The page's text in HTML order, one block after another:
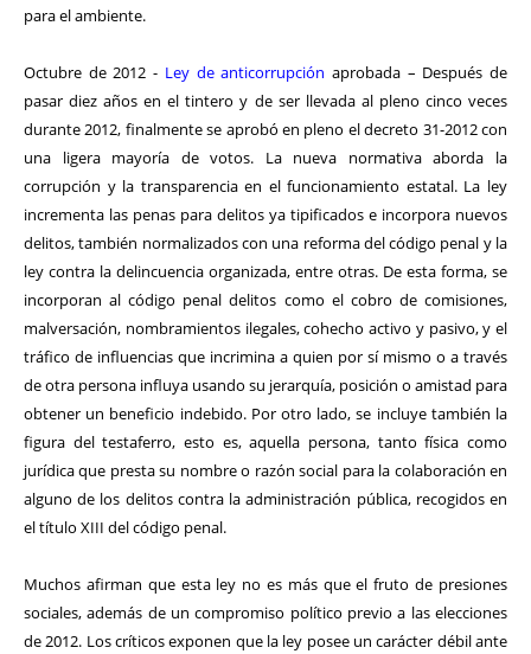
para el ambiente.
Octubre de 2012 - Ley de anticorrupción aprobada – Después de
pasar diez años en el tintero y de ser llevada al pleno cinco veces
durante 2012, finalmente se aprobó en pleno el decreto 31-2012 con
una ligera mayoría de votos. La nueva normativa aborda la
corrupción y la transparencia en el funcionamiento estatal. La ley
incrementa las penas para delitos ya tipificados e incorpora nuevos
delitos, también normalizados con una reforma del código penal y la
ley contra la delincuencia organizada, entre otras. De esta forma, se
incorporan al código penal delitos como el cobro de comisiones,
malversación, nombramientos ilegales, cohecho activo y pasivo, y el
tráfico de influencias que incrimina a quien por sí mismo o a través
de otra persona influya usando su jerarquía, posición o amistad para
obtener un beneficio indebido. Por otro lado, se incluye también la
figura del testaferro, esto es, aquella persona, tanto física como
jurídica que presta su nombre o razón social para la colaboración en
alguno de los delitos contra la administración pública, recogidos en
el título XIII del código penal.
Muchos afirman que esta ley no es más que el fruto de presiones
sociales, además de un compromiso político previo a las elecciones
de 2012. Los críticos exponen que la ley posee un carácter débil ante